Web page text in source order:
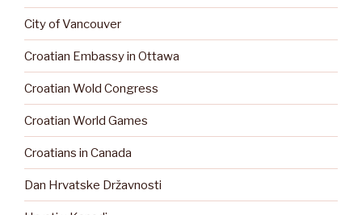
City of Vancouver
Croatian Embassy in Ottawa
Croatian Wold Congress
Croatian World Games
Croatians in Canada
Dan Hrvatske Državnosti